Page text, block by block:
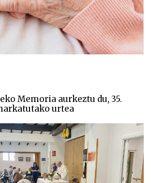
Memoria aurkeztu du, 35.
urtea